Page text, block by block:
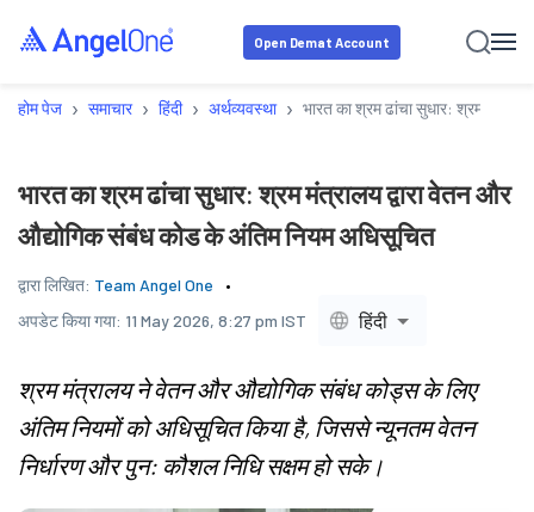
Open Demat Account
होम पेज › समाचार › हिंदी › अर्थव्यवस्था › भारत का श्रम ढांचा सुधार: श्रम
भारत का श्रम ढांचा सुधार: श्रम मंत्रालय द्वारा वेतन और
औद्योगिक संबंध कोड के अंतिम नियम अधिसूचित
द्वारा लिखित: Team Angel One
अपडेट किया गया: 11 May 2026, 8:27 pm IST हिंदी
श्रम मंत्रालय ने वेतन और औद्योगिक संबंध कोड्स के लिए
अंतिम नियमों को अधिसूचित किया है, जिससे न्यूनतम वेतन
निर्धारण और पुन: कौशल निधि सक्षम हो सके।